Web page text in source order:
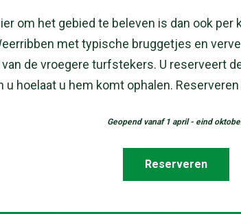
om het gebied te beleven is dan ook
met typische bruggetjes en
de vroegere turfstekers. U reserveert
u hoelaat u hem komt ophalen.
Geopend vanaf 1 april - eind
Reserveren